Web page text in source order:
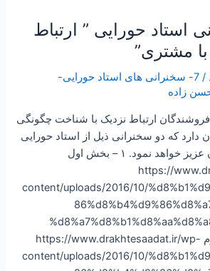
استاد حورایی ” ارتباط
مشتری”
/ 7- سخنرانی های استاد حورایی-
زاده
ارتباط نزدیک با شناخت چگونگی
دارد که دو سخنرانی ذیل از استاد حورایی
کمک بسیار به دوستان عزیز خواهد نمود. ۱ – بخش اول
https://
content/uploads/2016/10/
23.mp3 ۲ – بخش دوم https://www.drakhtesaadat.ir/wp-
content/uploads/2016/10/